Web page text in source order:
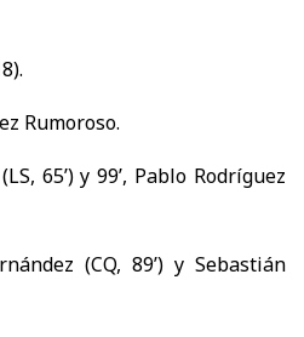
Rumoroso.
65’) y 99’, Pablo Rodríguez
(CQ, 89’) y Sebastián